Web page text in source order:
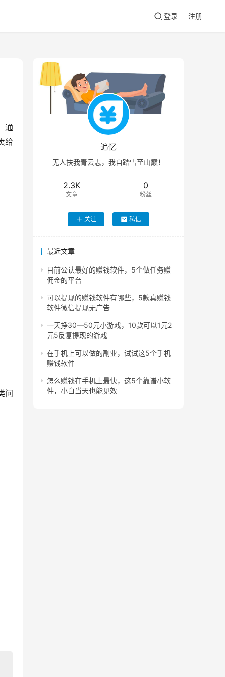
登录 注册
通
给
问
追忆
无人扶我青云志，我自踏雪至山巅！
2.3K
文章
0
粉丝
关注 私信
最近文章
目前公认最好的赚钱软件，5个做任务赚
佣金的平台
可以提现的赚钱软件有哪些，5款真赚钱
软件微信提现无广告
一天挣30—50元小游戏，10款可以1元2
元5反复提现的游戏
在手机上可以做的副业，试试这5个手机
赚钱软件
怎么赚钱在手机上最快，这5个靠谱小软
件，小白当天也能见效